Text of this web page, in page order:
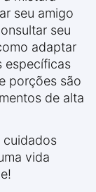
seu amigo
seu
adaptar
específicas
porções são
de alta
cuidados
vida